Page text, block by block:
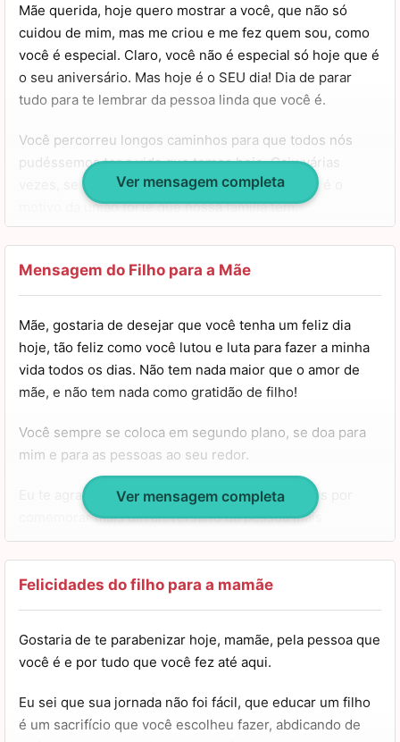
que te dê orgulho, assim como você me dá.
Eu desejo que você tenha hoje um dia de rainha, e vou
colaborar com isso. Desejo, também, que sua vida seja
repleta de felicidades e que você sonhe e busque seus
meus.
Que a vida te dê de volta tudo de bom que você já fez por
mim e pela nossa família. Feliz aniversário, minha mãe!
Mãe querida, hoje quero mostrar a você, que não só
cuidou de mim, mas me criou e me fez quem sou, como
você é especial. Claro, você não é especial só hoje que é
o seu aniversário. Mas hoje é o SEU dia! Dia de parar
tudo para te lembrar da pessoa linda que você é.
Você percorreu longos caminhos para que todos nós
pudéssemos ter a vida que temos hoje. Caiu várias
vezes, se reergueu e ergueu todo mundo. Você é o
motivo da união forte que nossa família tem.
Dizem que todo homem bem sucedido tem por trás uma
grande mulher. Você é a grande mulher por trás dos
meus sonhos realizados e você é quem nunca me deixou
Tenho muito orgulho de ser seu filho e quero te desejar
um feliz aniversário e um dia mais do que especial para
você. Te amo!
Ver mensagem completa
Mensagem do Filho para a Mãe
Mãe, gostaria de desejar que você tenha um feliz dia
hoje, tão feliz como você lutou e luta para fazer a minha
vida todos os dias. Não tem nada maior que o amor de
mãe, e não tem nada como gratidão de filho!
Você sempre se coloca em segundo plano, se doa para
mim e para as pessoas ao seu redor.
Eu te agradeço imensamente, e agradeço a Deus por
comemorar mais um aniversário da pessoa mais
maravilhosa da minha vida.
Você é luz, mãe, e iluminou os meus caminhos. Espero
É clichê, mas é verdade: o aniversário é seu, mas quem
tem que comemorar sou eu. Por que você me fez o
nem a metade do que sou!
Ver mensagem completa
Felicidades do filho para a mamãe
Gostaria de te parabenizar hoje, mamãe, pela pessoa que
você é e por tudo que você fez até aqui.
Eu sei que sua jornada não foi fácil, que educar um filho
é um sacrifício que você escolheu fazer, abdicando de